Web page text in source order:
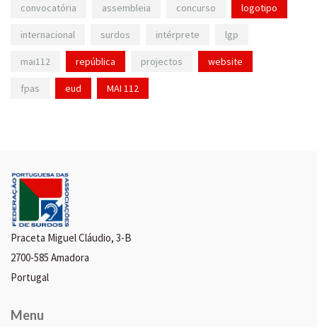
convocatória assembleia concurso logotipo
internacional surdos intérprete lgp
mai112 república projectos website
fpas eud MAI 112
Praceta Miguel Cláudio, 3-B
2700-585 Amadora
Portugal
Menu